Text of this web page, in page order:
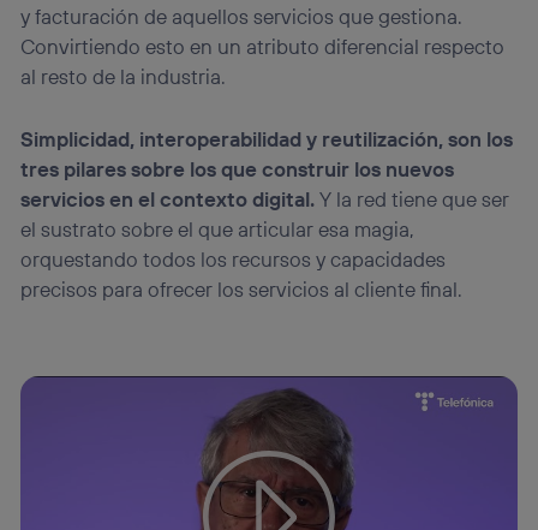
y facturación de aquellos servicios que gestiona.
Convirtiendo esto en un atributo diferencial respecto
al resto de la industria.
Simplicidad, interoperabilidad y reutilización, son los
tres pilares sobre los que construir los nuevos
servicios en el contexto digital.Y la red tiene que ser
el sustrato sobre el que articular esa magia,
orquestando todos los recursos y capacidades
precisos para ofrecer los servicios al cliente final.